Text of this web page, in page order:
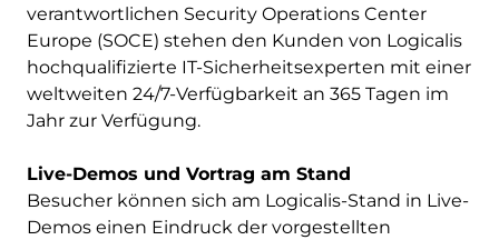
verantwortlichen Security Operations Center
Europe (SOCE) stehen den Kunden von Logicalis
hochqualifizierte IT-Sicherheitsexperten mit einer
weltweiten 24/7-Verfügbarkeit an 365 Tagen im
Jahr zur Verfügung.
Live-Demos und Vortrag am Stand
Besucher können sich am Logicalis-Stand in Live-
Demos einen Eindruck der vorgestellten